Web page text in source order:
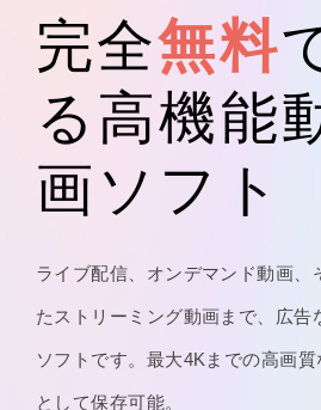
完全無料
る高機能
画ソフト
ライブ配信、オンデマンド動画、
たストリーミング動画まで、広告
ソフトです。最大4Kまでの高画
として保存可能。